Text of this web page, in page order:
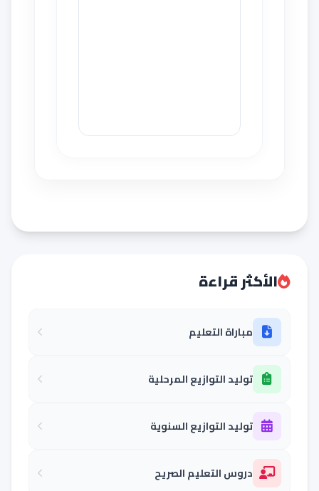
الأكثر قراءة
مباراة التعليم
توليد التوازيع المرحلية
توليد التوازيع السنوية
دروس التعليم الصريح